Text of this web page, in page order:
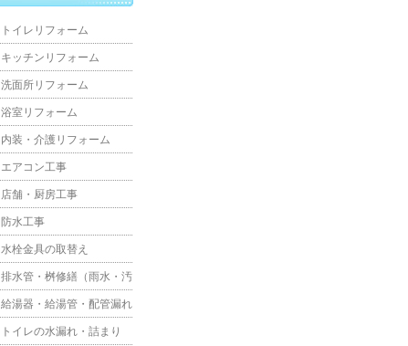
し、扉新設で動線を整えた
全面改修
トイレリフォーム
キッチンリフォーム
洗面所リフォーム
浴室リフォーム
内装・介護リフォーム
エアコン工事
店舗・厨房工事
防水工事
水栓金具の取替え
排水管・桝修繕（雨水・汚
水）
給湯器・給湯管・配管漏れ
トイレの水漏れ・詰まり